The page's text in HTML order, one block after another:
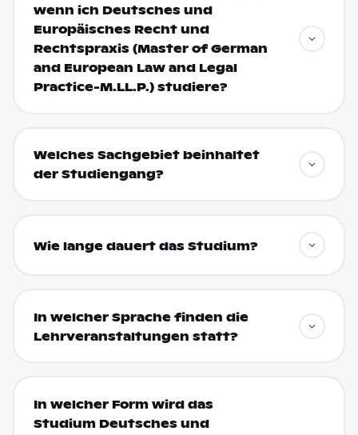
wenn ich Deutsches und
Europäisches Recht und
Rechtspraxis (Master of German
and European Law and Legal
Practice-M.LL.P.) studiere?
Welches Sachgebiet beinhaltet
der Studiengang?
Wie lange dauert das Studium?
In welcher Sprache finden die
Lehrveranstaltungen statt?
In welcher Form wird das
Studium Deutsches und